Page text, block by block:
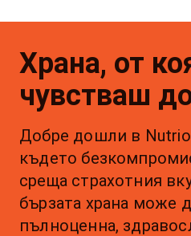
Храна, от
чувстваш
Добре дошли в
където
среща страхотния
бързата храна може
пълноценна,